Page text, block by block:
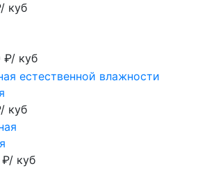
куб
₽/ куб
куб
₽/ куб